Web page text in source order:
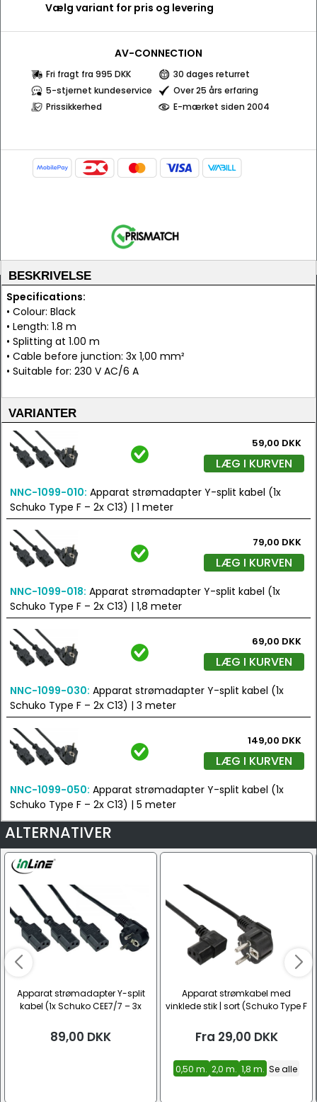
Vælg variant for pris og levering
AV-CONNECTION
Fri fragt fra 995 DKK
30 dages returret
5-stjernet kundeservice
Over 25 års erfaring
Prissikkerhed
E-mærket siden 2004
BESKRIVELSE
Specifications:
• Colour: Black
• Length: 1.8 m
• Splitting at 1.00 m
• Cable before junction: 3x 1,00 mm²
• Suitable for: 230 V AC/6 A
VARIANTER
59,00 DKK
LÆG I KURVEN
NNC-1099-010: Apparat strømadapter Y-split kabel (1x
Schuko Type F – 2x C13) | 1 meter
79,00 DKK
LÆG I KURVEN
NNC-1099-018: Apparat strømadapter Y-split kabel (1x
Schuko Type F – 2x C13) | 1,8 meter
69,00 DKK
LÆG I KURVEN
NNC-1099-030: Apparat strømadapter Y-split kabel (1x
Schuko Type F – 2x C13) | 3 meter
149,00 DKK
LÆG I KURVEN
NNC-1099-050: Apparat strømadapter Y-split kabel (1x
Schuko Type F – 2x C13) | 5 meter
ALTERNATIVER
Apparat strømadapter Y-split
kabel (1x Schuko CEE7/7 – 3x
89,00 DKK
Apparat strømkabel med
vinklede stik | sort (Schuko Type F
Fra 29,00 DKK
0,50 m. 2,0 m. 1,8 m. Se alle